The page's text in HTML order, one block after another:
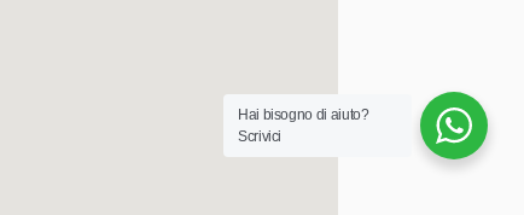
Hai bisogno di aiuto?
Scrivici